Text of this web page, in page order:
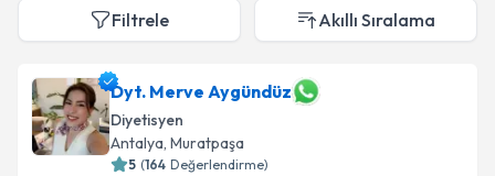
Filtrele Akıllı Sıralama
Dyt. Merve Aygündüz
Diyetisyen
Antalya, Muratpaşa
5 (164 Değerlendirme)